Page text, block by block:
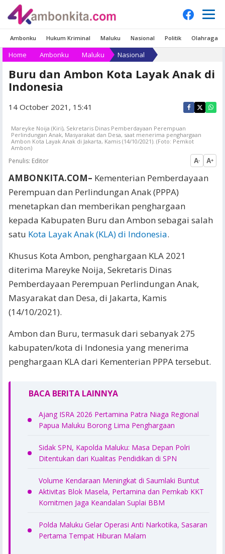
Ambonku Hukum Kriminal Maluku Nasional Politik Olahraga
Home Ambonku Maluku Nasional
Buru dan Ambon Kota Layak Anak di
Indonesia
14 October 2021, 15:41
Mareyke Noija (Kiri), Sekretaris Dinas Pemberdayaan Perempuan
Perlindungan Anak, Masyarakat dan Desa, saat menerima penghargaan
Ambon Kota Layak Anak di Jakarta, Kamis (14/10/2021). (Foto: Pemkot
Ambon)
Penulis: Editor A- A+
AMBONKITA.COM– Kementerian Pemberdayaan
Perempuan dan Perlindungan Anak (PPPA)
menetapkan dan memberikan penghargaan
kepada Kabupaten Buru dan Ambon sebagai salah
satu Kota Layak Anak (KLA) di Indonesia.
Khusus Kota Ambon, penghargaan KLA 2021
diterima Mareyke Noija, Sekretaris Dinas
Pemberdayaan Perempuan Perlindungan Anak,
Masyarakat dan Desa, di Jakarta, Kamis
(14/10/2021).
Ambon dan Buru, termasuk dari sebanyak 275
kabupaten/kota di Indonesia yang menerima
penghargaan KLA dari Kementerian PPPA tersebut.
BACA BERITA LAINNYA
Ajang ISRA 2026 Pertamina Patra Niaga Regional
Papua Maluku Borong Lima Penghargaan
Sidak SPN, Kapolda Maluku: Masa Depan Polri
Ditentukan dari Kualitas Pendidikan di SPN
Volume Kendaraan Meningkat di Saumlaki Buntut
Aktivitas Blok Masela, Pertamina dan Pemkab KKT
Komitmen Jaga Keandalan Suplai BBM
Polda Maluku Gelar Operasi Anti Narkotika, Sasaran
Pertama Tempat Hiburan Malam